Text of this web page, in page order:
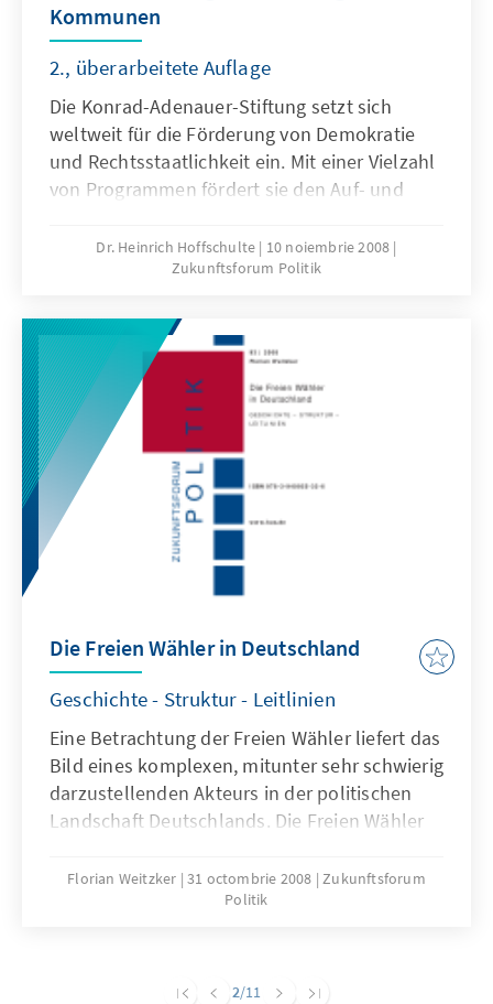
Kommunen
2., überarbeitete Auflage
Die Konrad-Adenauer-Stiftung setzt sich
weltweit für die Förderung von Demokratie
und Rechtsstaatlichkeit ein. Mit einer Vielzahl
von Programmen fördert sie den Auf- und
regionalen Verwaltungsstrukturen. Die
Verbreitung der Grundsätze der christlichen
immanent gehört – ist ihr Ziel. Seit 1999
begleitet die Stiftung den Entwurf einer
Weltcharta der kommunalen
Selbstverantwortung. Mit der vorliegenden
Publikation stellt sie die Entstehung dieser
UNO-Leitlinien dar. Im Anhang werden die
Leitlinien im englischen Original und in
deutscher Übersetzung wiedergegeben.
Dr. Heinrich Hoffschulte
10 noiembrie 2008
Zukunftsforum Politik
Die Freien Wähler in Deutschland
Geschichte - Struktur - Leitlinien
Eine Betrachtung der Freien Wähler liefert das
Bild eines komplexen, mitunter sehr schwierig
darzustellenden Akteurs in der politischen
Landschaft Deutschlands. Die Freien Wähler
Bayerischen Landtag erstmals einen
zählbaren Erfolg auf Landesebene erzielen
Obgleich ein bisher wenig wahrgenommener
Florian Weitzker 31 octombrie 2008 Zukunftsforum
Politik
2/11